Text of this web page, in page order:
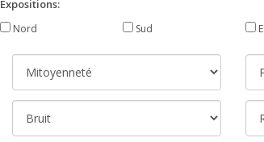
Expositions:
Nord Sud